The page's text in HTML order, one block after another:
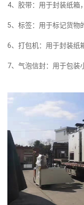
4、胶带：用于封装纸箱
5、标签：用于标记货物
6、打包机：用于封装纸
7、气泡信封：用于包装